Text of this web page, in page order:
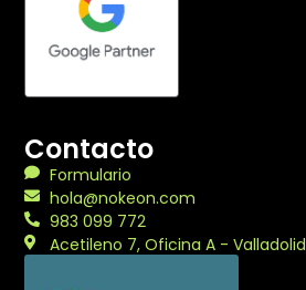
Contacto
Formulario
hola@nokeon.com
983 099 772
Acetileno 7, Oficina A - Valladolid